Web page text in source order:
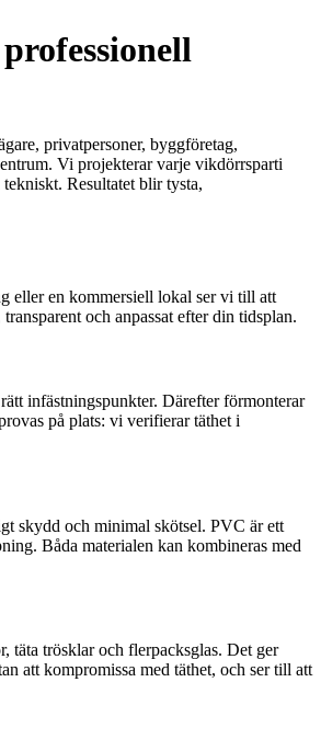
privatpersoner, byggföretag,
Vi projekterar varje vikdörrsparti
Resultatet blir tysta,
eller en kommersiell lokal ser vi till att
och anpassat efter din tidsplan.
infästningspunkter. Därefter förmonterar
på plats: vi verifierar täthet i
skydd och minimal skötsel. PVC är ett
Båda materialen kan kombineras med
täta trösklar och flerpacksglas. Det ger
att kompromissa med täthet, och ser till att